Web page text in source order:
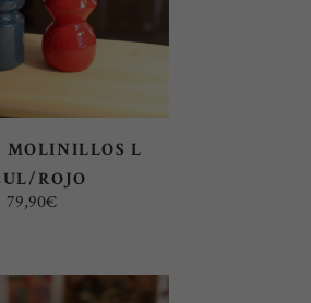
MOLINILLOS L
ROJO
79,90€